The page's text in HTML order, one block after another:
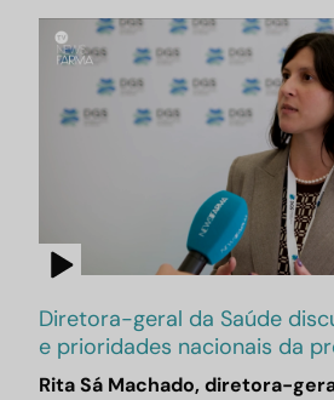
Diretora-geral da Saúde
e prioridades nacionais da
Rita Sá Machado, diretora-